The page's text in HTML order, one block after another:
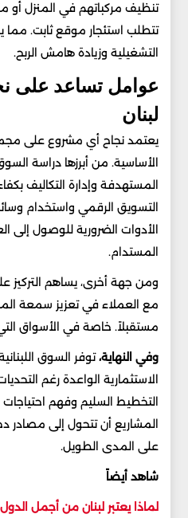
تنظيف مركباتهم في المنزل أو
تتطلب استئجار موقع ثابت. مما
التشغيلية وزيادة هامش الربح.
عوامل تساعد على
لبنان
يعتمد نجاح أي مشروع على
الأساسية. من أبرزها دراسة
المستهدفة وإدارة التكاليف
التسويق الرقمي واستخدام
الأدوات الضرورية للوصول إلى
المستدام.
ومن جهة أخرى، يساهم التركيز
مع العملاء في تعزيز سمعة
مستقبلاً. خاصة في الأسواق
وفي النهاية،توفر السوق
الاستثمارية الواعدة رغم
التخطيط السليم وفهم
المشاريع أن تتحول إلى
على المدى الطويل.
شاهد أيضاً
لماذا يعتبر لبنان من أجمل